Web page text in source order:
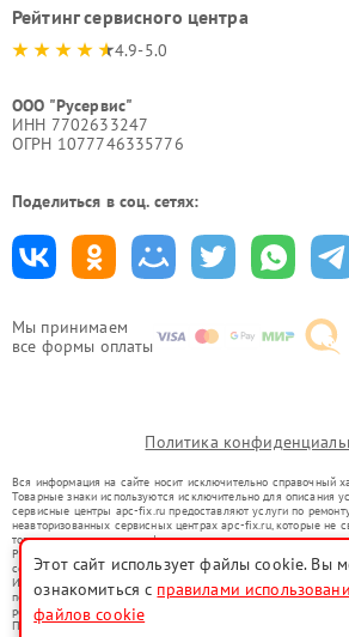
Мы принимаем
все формы оплаты
Рейтинг сервисного центра
4.9-5.0
ООО "Русервис"
ИНН 7702633247
ОГРН 1077746335776
Поделиться в соц. сетях:
Политика
Вся информация на сайте носит исключительно справочный
Товарные знаки используются исключительно для описания
сервисные центры apc-fix.ru предоставляют услуги по
неавторизованных сервисных центрах apc-fix.ru, которые не
товарных знаков или их официальными представителями.
Ремонт осуществляется для устройств, уже введенных в
со статьей 1487 ГК РФ.
Использование товарных знаков не преследует цели
потребителей в заблуждение, а служит для информирования о
ремонту техники указанных брендов.
Представленная на сайте информация не является публичной
Этот сайт использует файлы cookie. Вы
ознакомиться с правилами
файлов cookie